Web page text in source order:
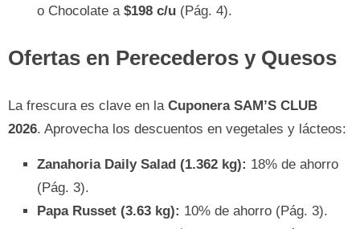
o Chocolate a $198 c/u (Pág. 4).
Ofertas en Perecederos y Quesos
La frescura es clave en la Cuponera SAM’S CLUB
2026. Aprovecha los descuentos en vegetales y lácteos:
Zanahoria Daily Salad (1.362 kg): 18% de ahorro
(Pág. 3).
Papa Russet (3.63 kg): 10% de ahorro (Pág. 3).